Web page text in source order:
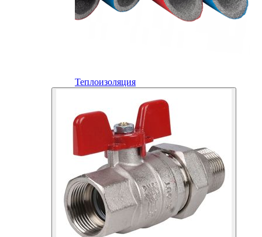
Теплоизоляция